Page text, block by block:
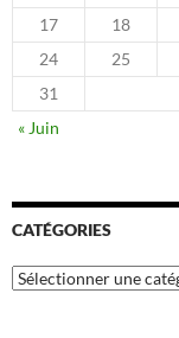
17
18
24
25
31
« Juin
CATÉGORIES
Catégories